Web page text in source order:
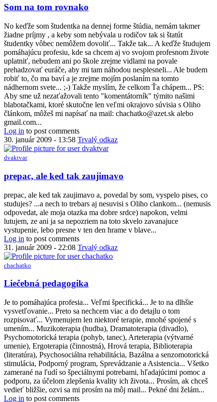
In
reply
to
Chachatko
by
suzy
Som na tom rovnako
No keďže som študentka na dennej forme štúdia, nemám takmer
žiadne príjmy , a keby som nebývala u rodičov tak si štatút
študentky vôbec nemôžem dovoliť... Takže tak... A keďže študujem
pomáhajúcu profesiu, kde sa chcem aj vo svojom profesnom živote
uplatniť, nebudem ani po škole zrejme vidlami na povale
prehadzovať euráče, aby mi tam náhodou nesplesneli... Ale budem
robiť to, čo ma baví a je zrejme mojím poslaním na tomto
nádhernom svete... ;-) Takže myslím, že celkom Ťa chápem... PS:
Aby sme už nezaťažovali tento "komentátorník" týmito našimi
blabotačkami, ktoré skutočne len veľmi okrajovo súvisia s Oliho
článkom, môžeš mi napísať na mail: chachatko@azet.sk alebo
gmail.com...
Log in to post comments
30. január 2009 - 13:58 Trvalý odkaz
dvaktvar
In
reply
Som
na
tom
rovnako
by
chachatko
prepac, ale ked tak zaujimavo
prepac, ale ked tak zaujimavo a, povedal by som, vyspelo pises, co
studujes? ...a nech to trebars aj nesuvisi s Oliho clankom... (nemusis
odpovedat, ale moja otazka ma dobre srdce) napokon, velmi
lutujem, ze ani ja sa nepozriem na toto skvelo zavanajuce
vystupenie, lebo presne v ten den hrame v blave...
Log in to post comments
31. január 2009 - 22:08 Trvalý odkaz
chachatko
In
reply
to
prepac,
ale
ked
tak
zaujimavo
by
dvaktvar
Liečebná pedagogika
Je to pomáhajúca profesia... Veľmi špecifická... Je to na dlhšie
vysvetľovanie... Preto sa nechcem viac a do detajlu o tom
rozpisovať... Vymenujem len niektoré terapie, mnohé spojené s
umením... Muzikoterapia (hudba), Dramatoterapia (divadlo),
Psychomotorická terapia (pohyb, tanec), Arteterapia (výtvarné
umenie), Ergoterapia (činnostná), Hrová terapia, Biblioterapia
(literatúra), Psychosociálna rehabilitácia, Bazálna a senzomotorická
stimulácia, Podporný program, Sprevádzanie a Asistencia... Všetko
zamerané na ľudí so špeciálnymi potrebami, hľadajúcimi pomoc a
podporu, za účelom zlepšenia kvality ich života... Prosím, ak chceš
vedieť bližšie, ozvi sa mi prosím na môj mail... Pekné dni želám...
Log in to post comments